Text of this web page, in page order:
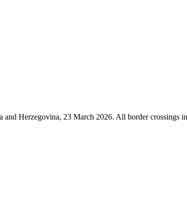
and Herzegovina, 23 March 2026. All border crossings in